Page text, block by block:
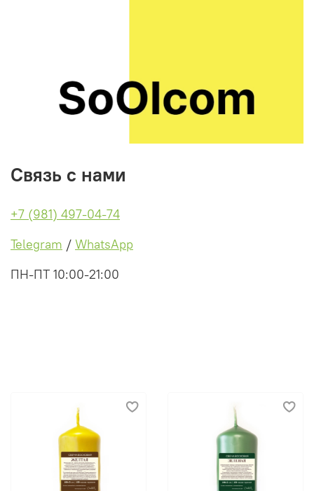
Связь с нами
+7 (981) 497-04-74
Telegram / WhatsApp
ПН-ПТ 10:00-21:00